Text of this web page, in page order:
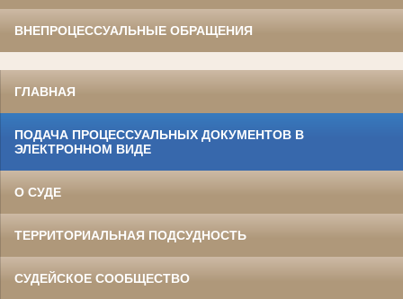
ВНЕПРОЦЕССУАЛЬНЫЕ ОБРАЩЕНИЯ
ГЛАВНАЯ
ПОДАЧА ПРОЦЕССУАЛЬНЫХ ДОКУМЕНТОВ В
ЭЛЕКТРОННОМ ВИДЕ
О СУДЕ
ТЕРРИТОРИАЛЬНАЯ ПОДСУДНОСТЬ
СУДЕЙСКОЕ СООБЩЕСТВО